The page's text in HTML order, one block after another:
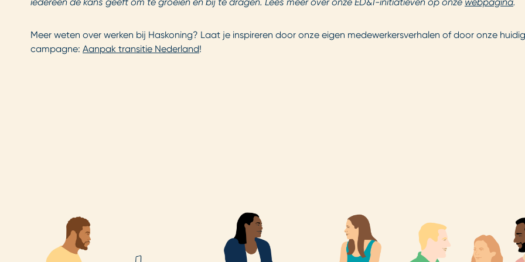
Meer weten over werken bij Haskoning? Laat je inspireren door onze eigen medewerkersverhalen of door onze
campagne: Aanpak transitie Nederland!